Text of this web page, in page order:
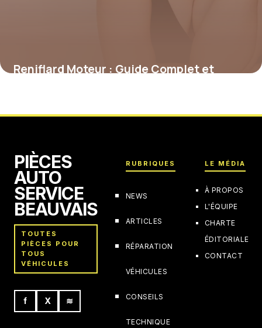
Reniflard Moteur : Guide Complet et
PIÈCES
AUTO
SERVICE
BEAUVAIS
TOUTES
PIÈCES POUR
TOUS
VÉHICULES
f X ≋
RUBRIQUES
NEWS
ARTICLES
RÉPARATION
VÉHICULES
CONSEILS
TECHNIQUE
LE MÉDIA
À PROPOS
L'ÉQUIPE
CHARTE
ÉDITORIALE
CONTACT